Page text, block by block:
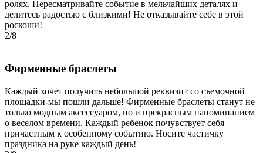
ролях. Пересматривайте событие в мельчайших деталях и
делитесь радостью с близкими! Не отказывайте себе в этой
роскоши!
2/8
Фирменные браслеты
Каждый хочет получить небольшой реквизит со съемочной
площадки-мы пошли дальше! Фирменные браслеты станут не
только модным аксессуаром, но и прекрасным напоминанием
о веселом времени. Каждый ребенок почувствует себя
причастным к особенному событию. Носите частичку
праздника на руке каждый день!